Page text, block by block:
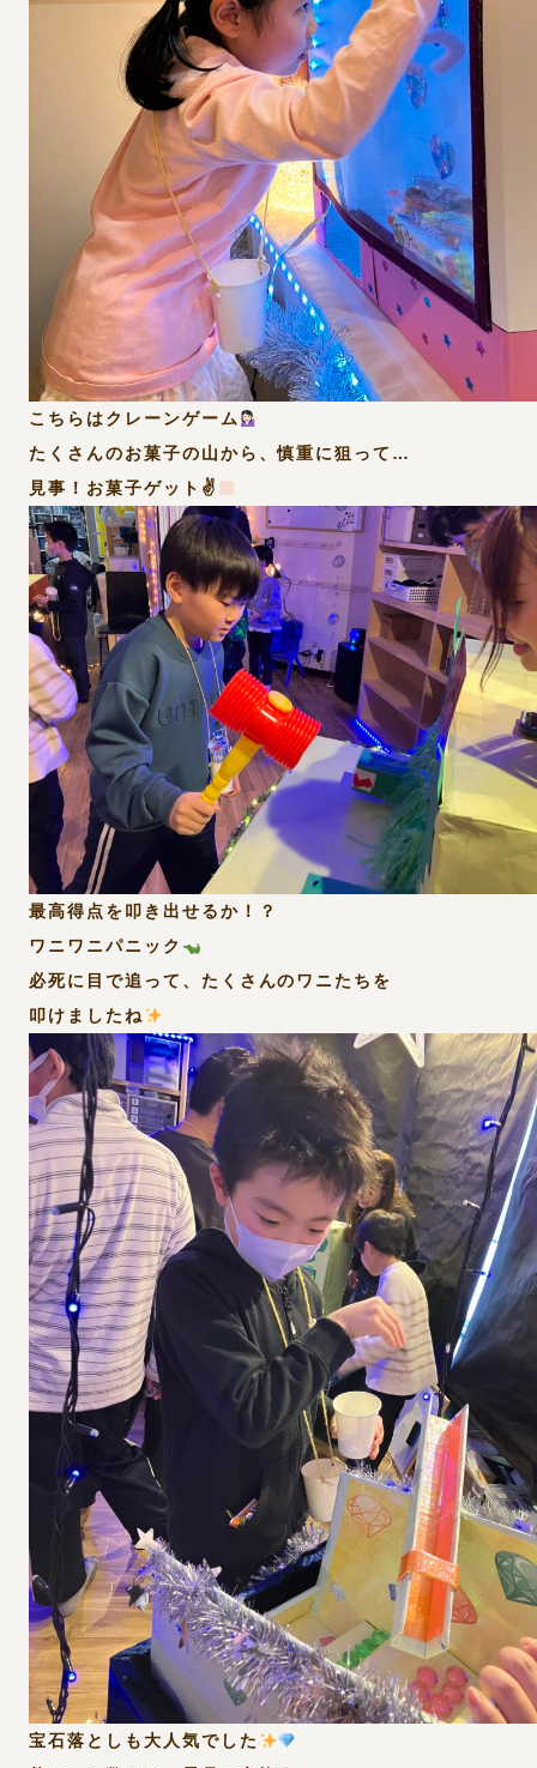
こちらはクレーンゲーム
たくさんのお菓子の山から、慎重に狙って…
見事！お菓子ゲット✌
最高得点を叩き出せるか！？
ワニワニパニック
必死に目で追って、たくさんのワニたちを
叩けましたね
宝石落としも大人気でした